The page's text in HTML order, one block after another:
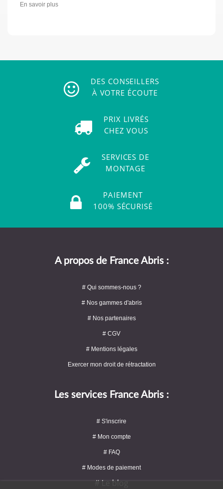
En savoir plus
DES CONSEILLERS
À VOTRE ÉCOUTE
PRIX LIVRÉS
CHEZ VOUS
SERVICES DE
MONTAGE
PAIEMENT
100% SÉCURISÉ
A propos de France Abris :
# Qui sommes-nous ?
# Nos gammes d'abris
# Nos partenaires
# CGV
# Mentions légales
Exercer mon droit de rétractation
Les services France Abris :
# S'inscrire
# Mon compte
# FAQ
# Modes de paiement
# Le blog